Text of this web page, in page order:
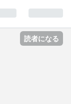
読者になる